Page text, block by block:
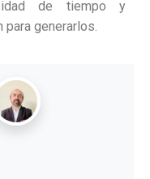
de tiempo y
para generarlos.